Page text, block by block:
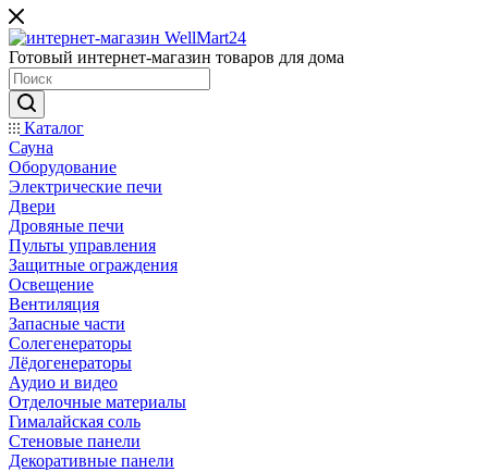
Готовый интернет-магазин товаров для дома
Каталог
Сауна
Оборудование
Электрические печи
Двери
Дровяные печи
Пульты управления
Защитные ограждения
Освещение
Вентиляция
Запасные части
Солегенераторы
Лёдогенераторы
Аудио и видео
Отделочные материалы
Гималайская соль
Стеновые панели
Декоративные панели